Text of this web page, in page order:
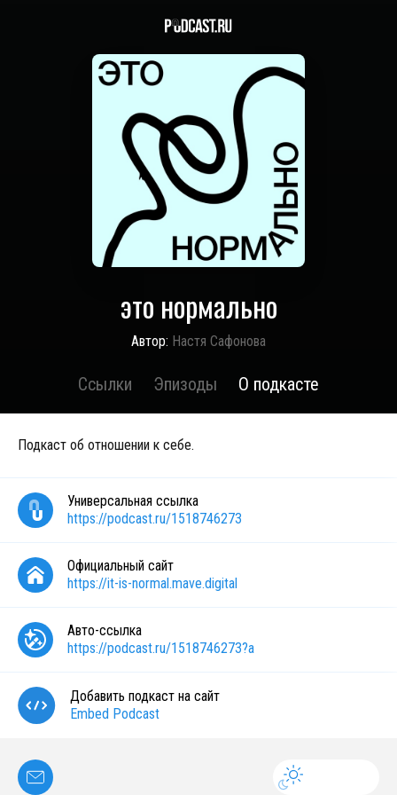
это нормально
Автор: Настя Сафонова
Ссылки Эпизоды О подкасте
Подкаст об отношении к себе.
Универсальная ссылка
https://podcast.ru/1518746273
Официальный сайт
https://it-is-normal.mave.digital
Авто-ссылка
https://podcast.ru/1518746273?a
Добавить подкаст на сайт
Embed Podcast